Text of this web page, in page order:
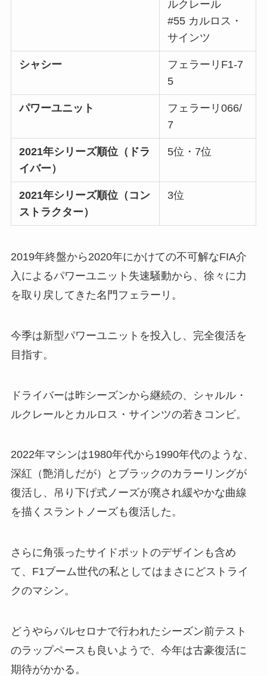
ルクレール
#55 カルロス・
サインツ
シャシー
フェラーリF1-7
5
パワーユニット
フェラーリ066/
7
2021年シリーズ順位（ドラ
イバー）
5位・7位
2021年シリーズ順位（コン
ストラクター）
3位
2019年終盤から2020年にかけての不可解なFIA介
入によるパワーユニット失速騒動から、徐々に力
を取り戻してきた名門フェラーリ。
今季は新型パワーユニットを投入し、完全復活を
目指す。
ドライバーは昨シーズンから継続の、シャルル・
ルクレールとカルロス・サインツの若きコンビ。
2022年マシンは1980年代から1990年代のような、
深紅（艶消しだが）とブラックのカラーリングが
復活し、吊り下げ式ノーズが廃され緩やかな曲線
を描くスラントノーズも復活した。
さらに角張ったサイドポットのデザインも含め
て、F1ブーム世代の私としてはまさにどストライ
クのマシン。
どうやらバルセロナで行われたシーズン前テスト
のラップペースも良いようで、今年は古豪復活に
期待がかかる。